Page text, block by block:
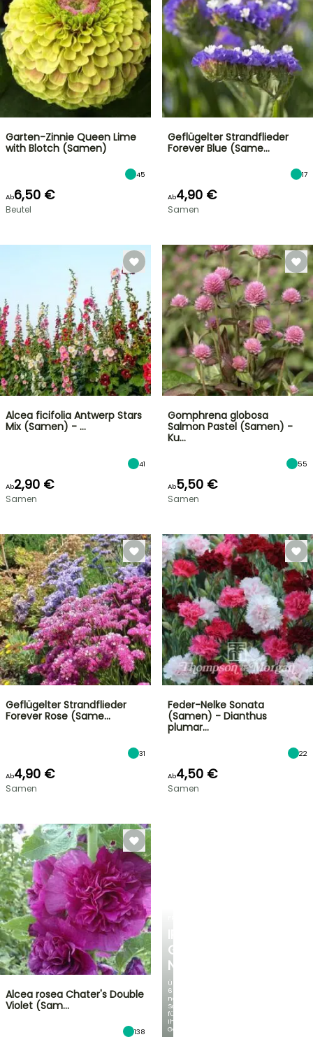
IRIS
GERMANICA
NEUHEITEN
Über
60
neue
Sorten
für
Ihren
Garten!
Garten-Zinnie Queen Lime
with Blotch (Samen)
45
Ab6,50 €
Beutel
Geflügelter Strandflieder
Forever Blue (Same…
17
Ab4,90 €
Samen
Alcea ficifolia Antwerp Stars
Mix (Samen) - …
41
Ab2,90 €
Samen
Gomphrena globosa
Salmon Pastel (Samen) -
Ku…
55
Ab5,50 €
Samen
Geflügelter Strandflieder
Forever Rose (Same…
31
Ab4,90 €
Samen
Feder-Nelke Sonata
(Samen) - Dianthus
plumar…
22
Ab4,50 €
Samen
Alcea rosea Chater's Double
Violet (Sam…
138